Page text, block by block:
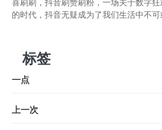
的时代，抖音无疑成为了我们生活中不
标签
一点
上一次